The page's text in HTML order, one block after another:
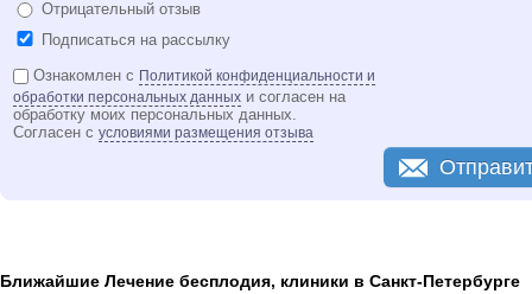
Отрицательный отзыв
Подписаться на рассылку
Ознакомлен с Политикой конфиденциальности и
обработки персональных данных и согласен на
обработку моих персональных данных.
Согласен с условиями размещения отзыва
Ближайшие Лечение бесплодия, клиники в Санкт-Петербурге